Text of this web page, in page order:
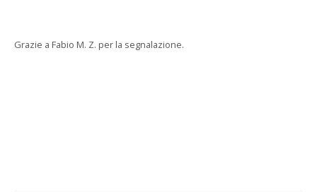
Grazie a Fabio M. Z. per la segnalazione.